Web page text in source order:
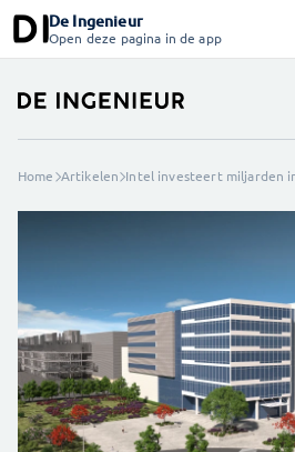
De Ingenieur
Open deze pagina in de app
Home Artikelen Intel investeert miljarden